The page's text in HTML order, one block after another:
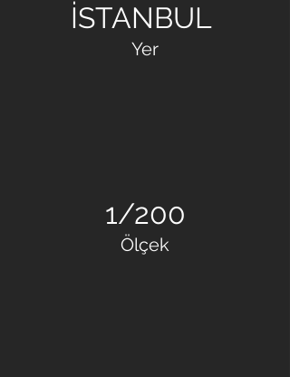
İSTANBUL
Yer
1/200
Ölçek